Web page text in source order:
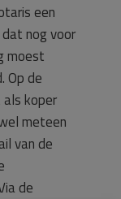
een
nog voor
moest
Op de
koper
meteen
van de
de